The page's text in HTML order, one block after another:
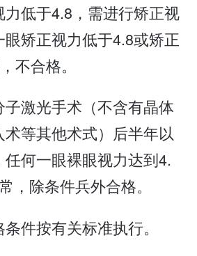
低于4.8，需进行矫正视
矫正视力低于4.8或矫正
不合格。
激光手术（不含有晶体
等其他术式）后半年以
何一眼裸眼视力达到4.
，除条件兵外合格。
件按有关标准执行。